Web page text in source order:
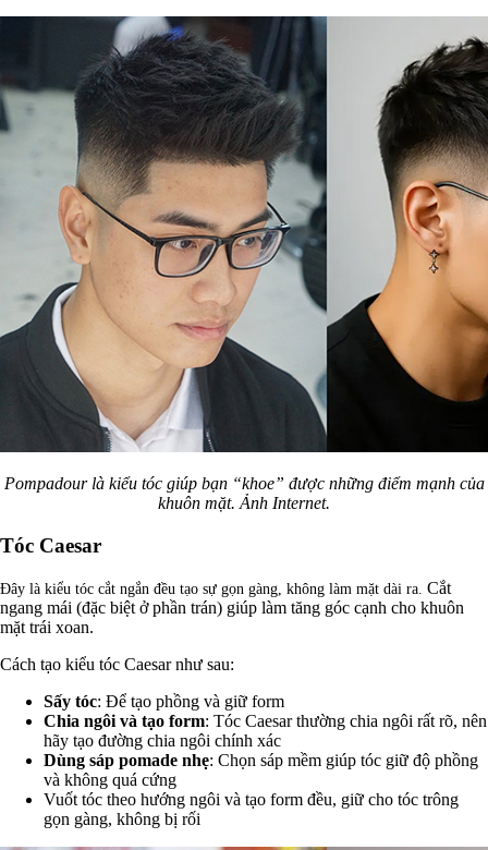
Pompadour là kiểu tóc giúp bạn “khoe” được những điểm mạnh của
khuôn mặt. Ảnh Internet.
Tóc Caesar
Đây là kiểu tóc cắt ngắn đều tạo sự gọn gàng, không làm mặt dài ra. Cắt
ngang mái (đặc biệt ở phần trán) giúp làm tăng góc cạnh cho khuôn
mặt trái xoan.
Cách tạo kiểu tóc Caesar như sau:
Sấy tóc: Để tạo phồng và giữ form
Chia ngôi và tạo form: Tóc Caesar thường chia ngôi rất rõ, nên
hãy tạo đường chia ngôi chính xác
Dùng sáp pomade nhẹ: Chọn sáp mềm giúp tóc giữ độ phồng
và không quá cứng
Vuốt tóc theo hướng ngôi và tạo form đều, giữ cho tóc trông
gọn gàng, không bị rối